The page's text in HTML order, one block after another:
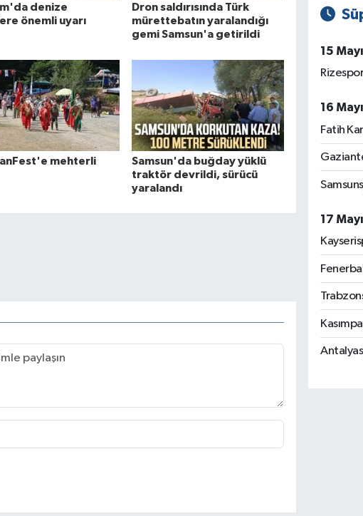
denize
önemli uyarı
Dron saldırısında Türk
mürettebatın yaralandığı
gemi Samsun'a getirildi
mehterli
Samsun'da buğday yüklü
traktör devrildi, sürücü
yaralandı
15
16
Fatih
17